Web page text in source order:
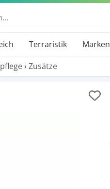
Terraristik Marken
› Zusätze